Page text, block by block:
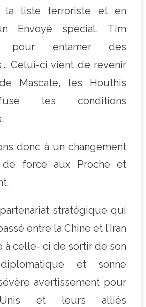
la liste terroriste et en
Envoyé spécial, Tim
pour entamer des
Celui-ci vient de revenir
Mascate, les Houthis
les conditions
donc à un changement
force aux Proche et
partenariat stratégique qui
entre la Chine et l’Iran
à celle- ci de sortir de son
et sonne
avertissement pour
Unis et leurs alliés